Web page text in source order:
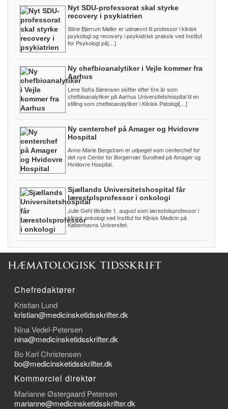
Nyt SDU-professorat skal styrke
recovery i psykiatrien
Stine Bjerrum Møller er udnævnt til professor i klinisk
psykologi og recovery i psykiatrisk praksis ved Institut
for Psykologi på[…]
Ny chefbioanalytiker i Vejle kommer fra
Aarhus
Lene Sofia Sørensen skifter efter fire år som
chefbioanalytiker på Aarhus Universitetshospital til en
stilling som chefbioanalytiker i Klinisk Patologi[…]
Ny centerchef på Amager og Hvidovre
Hospital
Anne-Marie Bergstrøm er udpeget som centerchef for
det nye Center for Borgernær Sundhed på Amager og
Hvidovre Hospital.
Sjællands Universitetshospital får
lærestolsprofessor i onkologi
Julie Gehl tiltrådte 1. august som lærestolsprofessor i
klinisk onkologi ved Institut for Klinisk Medicin på
Københavns Universitet.
Chefredaktører
Kristian Lund
kristian@medicinsketidsskrifter.dk
Nina Vedel-Petersen
nina@medicinsketidsskrifter.dk
Bo Karl Christensen
bo@medicinsketidsskrifter.dk
Kommerciel direktør
Marianne Østergaard Petersen
marianne@medicinsketidsskrifter.dk